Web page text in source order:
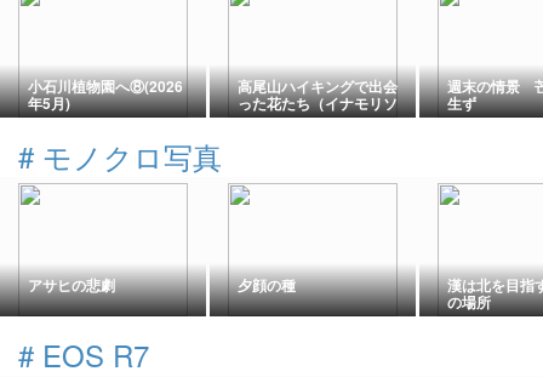
小石川植物園へ⑧(2026
年5月)
高尾山ハイキングで出会
った花たち（イナモリソ
ウ・他）
週末の情景
生ず
# モノクロ写真
アサヒの悲劇 夕顔の種 漢は北を目
の場所
# EOS R7